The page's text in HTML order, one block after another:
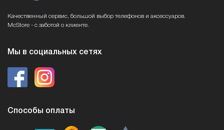
Качественный сервис, большой выбор телефонов и аксессуаров.
McStore - с заботой о клиенте.
Мы в социальных сетях
Способы оплаты